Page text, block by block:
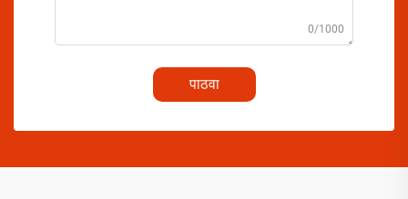
0/1000
पाठवा